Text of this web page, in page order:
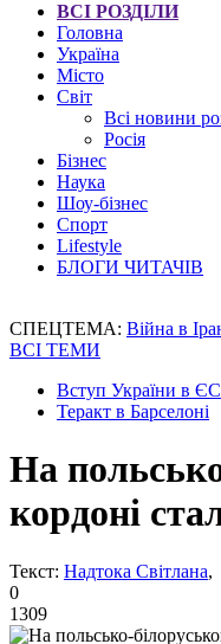
ВСІ РОЗДІЛИ
Головна
Україна
Місто
Світ
Всі новини
Росія
Бізнес
Наука
Шоу-бізнес
Спорт
Lifestyle
БЛОГИ ЧИТАЧІВ
СПЕЦТЕМА: Війна в
ВСІ ТЕМИ
Вступ України в ЄС
Теракт в Барселоні
На
кордоні
Текст: Надтока Світлана,
0
1309